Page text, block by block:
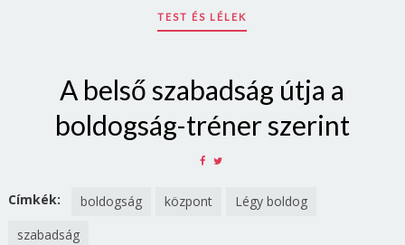
TEST ÉS LÉLEK
A belső szabadság útja a
boldogság-tréner szerint
SHARE
FACEBOOK
TWITTER
Címkék: boldogság központ
Légy boldog
szabadság